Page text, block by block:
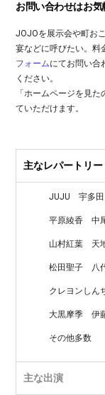
お問い合わせはお気
JOJOを展示会や町お
宴などに呼びたい。料
フォームにてお問い合
ください。
「ホームページを見
ていただけます。
主なレパートリー
JUJU 宇多
平原綾香 中
山村紅葉 天
松田聖子 八
クレヨンしん
大黒摩季 伊
その他多数
主な出演